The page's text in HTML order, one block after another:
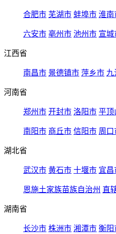
合肥市 芜湖市 蚌埠市 淮南
六安市 亳州市 池州市 宣城
江西省
南昌市 景德镇市 萍乡市 九
河南省
郑州市 开封市 洛阳市 平顶
南阳市 商丘市 信阳市 周口
湖北省
武汉市 黄石市 十堰市 宜昌
恩施土家族苗族自治州 直
湖南省
长沙市 株洲市 湘潭市 衡阳